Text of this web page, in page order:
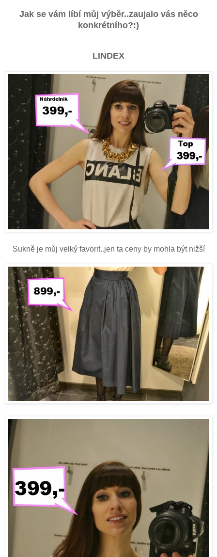
Jak se vám líbí můj výběr..zaujalo vás něco
konkrétního?:)
LINDEX
Sukně je můj velký favorit..jen ta ceny by mohla být nižší